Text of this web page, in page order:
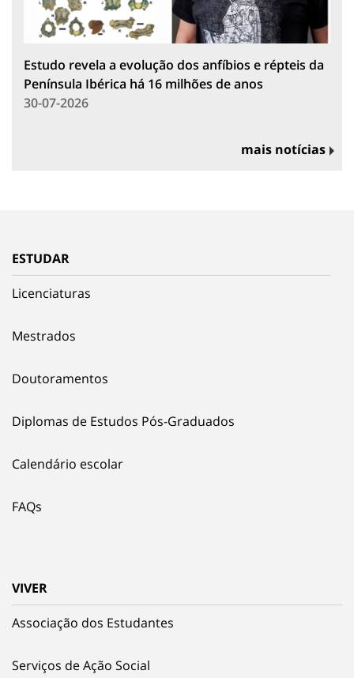
Estudo revela a evolução dos anfíbios e répteis da
Península Ibérica há 16 milhões de anos
30-07-2026
mais notícias
ESTUDAR
Licenciaturas
Mestrados
Doutoramentos
Diplomas de Estudos Pós-Graduados
Calendário escolar
FAQs
VIVER
Associação dos Estudantes
Serviços de Ação Social